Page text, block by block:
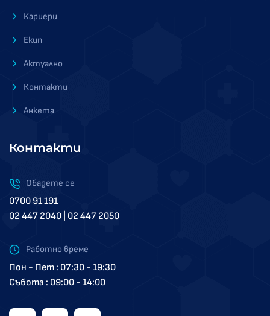
Кариери
Екип
Актуално
Контакти
Анкета
Контакти
Обадете се
0700 91 191
02 447 2040 | 02 447 2050
Работно време
Пон - Пет : 07:30 - 19:30
Събота : 09:00 - 14:00